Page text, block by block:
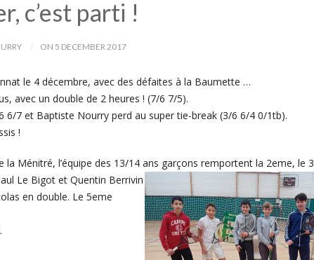
c’est parti !
ON 5 DECEMBER 2017
le 4 décembre, avec des défaites à la Baumette …
avec un double de 2 heures ! (7/6 7/5).
6/7 et Baptiste Nourry perd au super tie-break (3/6 6/4 0/1tb).
!
Ménitré, l’équipe des 13/14 ans garçons remportent la 2eme, le 3
Le Bigot et Quentin Berrivin
en double. Le 5eme